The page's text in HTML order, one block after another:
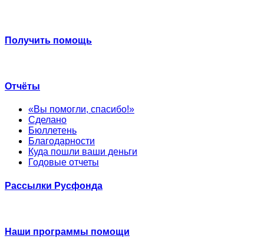
Получить помощь
Отчёты
«Вы помогли, спасибо!»
Сделано
Бюллетень
Благодарности
Куда пошли ваши деньги
Годовые отчеты
Рассылки Русфонда
Наши программы помощи